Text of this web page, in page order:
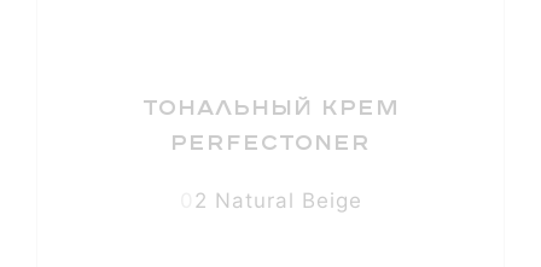
Тональный крем
Perfectoner
02 Natural Beige